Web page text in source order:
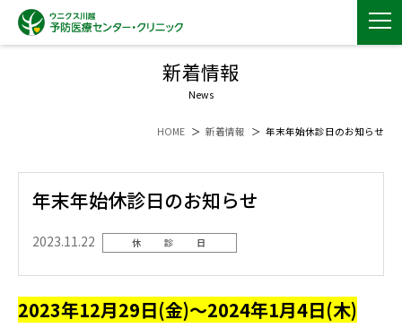
新着情報
News
HOME 新着情報 年末年始休診日のお知らせ
年末年始休診日のお知らせ
2023.11.22 休 診 日
2023年12月29日(金)～2024年1月4日(木)